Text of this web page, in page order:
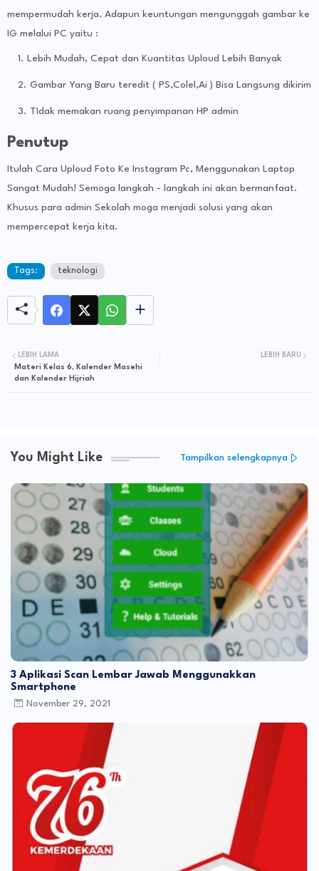
mempermudah kerja. Adapun keuntungan mengunggah gambar ke
IG melalui PC yaitu :
Lebih Mudah, Cepat dan Kuantitas Uploud Lebih Banyak
Gambar Yang Baru teredit ( PS,Colel,Ai ) Bisa Langsung dikirim
TIdak memakan ruang penyimpanan HP admin
Penutup
Itulah Cara Uploud Foto Ke Instagram Pc, Menggunakan Laptop
Sangat Mudah! Semoga langkah - langkah ini akan bermanfaat.
Khusus para admin Sekolah moga menjadi solusi yang akan
mempercepat kerja kita.
Tags: teknologi
LEBIH BARU
LEBIH LAMA
Materi Kelas 6, Kalender Masehi
dan Kalender Hijriah
You Might Like Tampilkan selengkapnya
3 Aplikasi Scan Lembar Jawab Menggunakkan
Smartphone
November 29, 2021